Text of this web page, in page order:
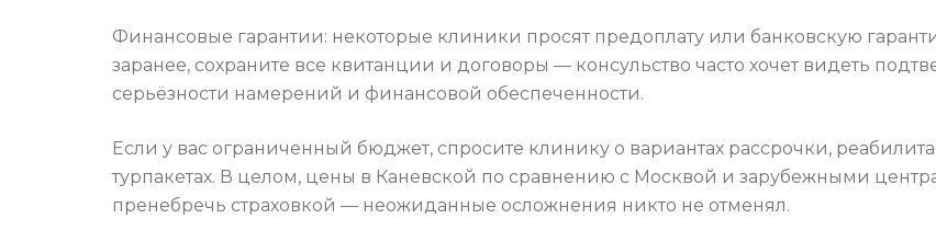
Финансовые гарантии: некоторые клиники просят предоплату или банковскую
заранее, сохраните все квитанции и договоры — консульство часто хочет видеть
серьёзности намерений и финансовой обеспеченности.
Если у вас ограниченный бюджет, спросите клинику о вариантах рассрочки,
турпакетах. В целом, цены в Каневской по сравнению с Москвой и зарубежными
пренебречь страховкой — неожиданные осложнения никто не отменял.